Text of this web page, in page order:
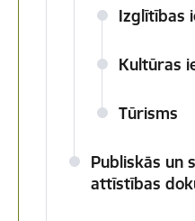
Izglītības
Kultūras
Tūrisms
Publiskās un
attīstības